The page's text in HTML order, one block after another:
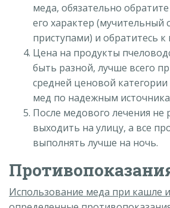
меда, обязательно
его характер (мучительный
приступами) и обратитесь к
Цена на продукты
быть разной, лучше всего
средней ценовой
мед по надежным
После медового лечения не
выходить на улицу, а все
выполнять лучше на ночь.
Использование меда при кашле